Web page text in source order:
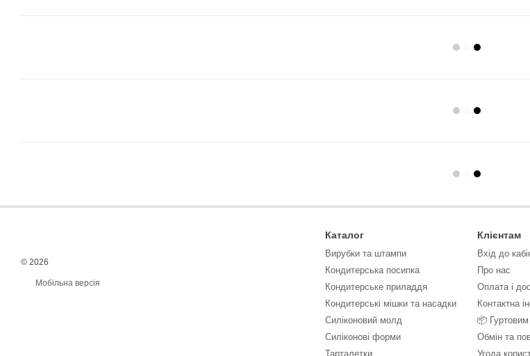
© 2026
Мобільна версія
Каталог
Вирубки та штампи
Кондитерська посипка
Кондитерське приладдя
Кондитерські мішки та насадки
Силіконовий молд
Силіконові форми
Тарталетки
Клієнтам
Вхід до
Про нас
Оплата і
Контактна
📦
Обмін та
Угода